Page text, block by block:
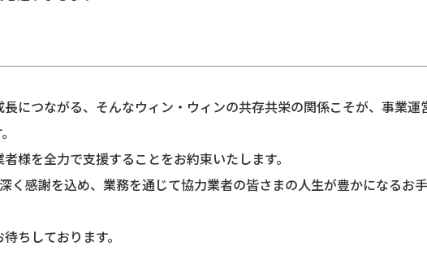
につながる、そんなウィン・ウィンの共存共栄の関係こそが、事業運
様を全力で支援することをお約束いたします。
く感謝を込め、業務を通じて協力業者の皆さまの人生が豊かになるお
ちしております。